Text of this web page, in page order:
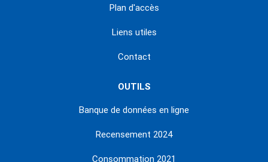
Plan d'accès
Liens utiles
Contact
OUTILS
Banque de données en ligne
Recensement 2024
Consommation 2021